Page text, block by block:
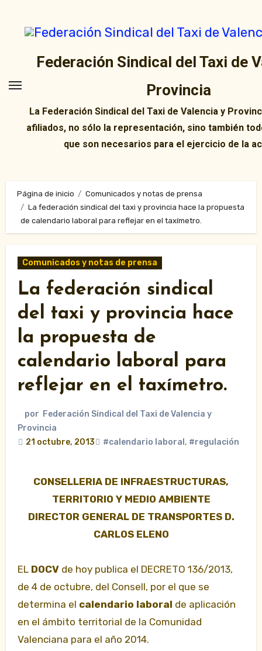
contenido
Federación Sindical del Taxi de
Provincia
La Federación Sindical del Taxi de Valencia y
afiliados, no sólo la representación, sino también
que son necesarios para el ejercicio de la
Página de inicio
Comunicados y notas de prensa
La federación sindical del taxi y provincia hace la propuesta
de calendario laboral para reflejar en el taxímetro.
Comunicados y notas de prensa
La federación sindical
del taxi y provincia hace
la propuesta de
calendario laboral para
reflejar en el taxímetro.
por Federación Sindical del Taxi de Valencia y
Provincia
21 octubre, 2013
#calendario laboral, #regulación
CONSELLERIA DE INFRAESTRUCTURAS,
TERRITORIO Y MEDIO AMBIENTE
DIRECTOR GENERAL DE TRANSPORTES D.
CARLOS ELENO
EL DOCVde hoy publica el DECRETO 136/2013,
de 4 de octubre, del Consell, por el que se
determina el calendario laboral de aplicación
en el ámbito territorial de la Comunidad
Valenciana para el año 2014.